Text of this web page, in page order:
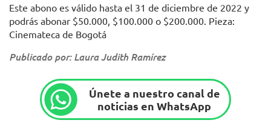
Este abono es válido hasta el 31 de diciembre de 2022 y
podrás abonar $50.000, $100.000 o $200.000. Pieza:
Cinemateca de Bogotá
Publicado por: Laura Judith Ramírez
Únete a nuestro canal de
noticias en WhatsApp